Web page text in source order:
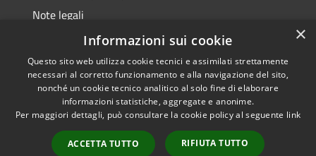
Note legali
Dichiarazione di accessibilità
RSS
Accessibilità
Copyright © 2026 • Comune di
Municipium•
Accesso
×
Informazioni sui cookie
Questo sito web utilizza cookie tecnici e assimilati strettamente
necessari al corretto funzionamento e alla navigazione del sito,
nonché un cookie tecnico analitico al solo fine di elaborare
informazioni statistiche, aggregate e anonime.
Per maggiori dettagli, può consultare la cookie policy al seguente link
ACCETTA TUTTO RIFIUTA TUTTO